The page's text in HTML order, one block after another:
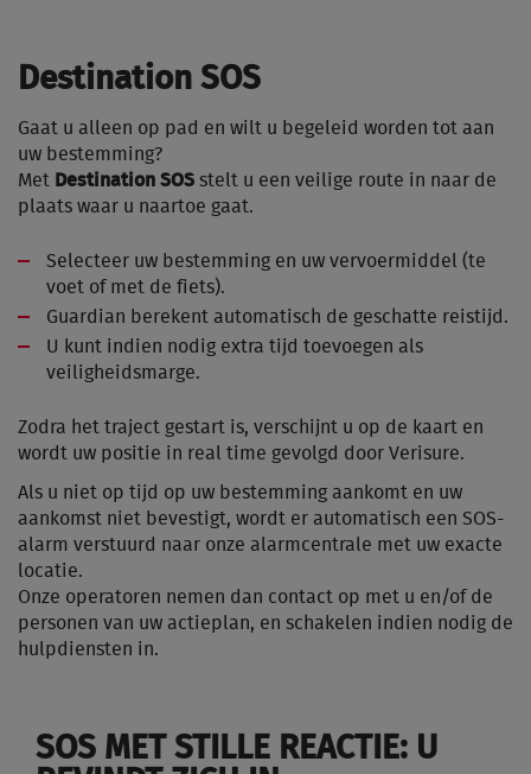
Destination SOS
Gaat u alleen op pad en wilt u begeleid worden tot aan
uw bestemming?
Met Destination SOS stelt u een veilige route in naar de
plaats waar u naartoe gaat.
Selecteer uw bestemming en uw vervoermiddel (te
voet of met de fiets).
Guardian berekent automatisch de geschatte reistijd.
U kunt indien nodig extra tijd toevoegen als
veiligheidsmarge.
Zodra het traject gestart is, verschijnt u op de kaart en
wordt uw positie in real time gevolgd door Verisure.
Als u niet op tijd op uw bestemming aankomt en uw
aankomst niet bevestigt, wordt er automatisch een SOS-
alarm verstuurd naar onze alarmcentrale met uw exacte
locatie.
Onze operatoren nemen dan contact op met u en/of de
personen van uw actieplan, en schakelen indien nodig de
hulpdiensten in.
SOS MET STILLE REACTIE: U